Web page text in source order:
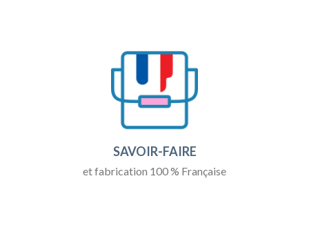
SAVOIR-FAIRE
et fabrication 100 % Française